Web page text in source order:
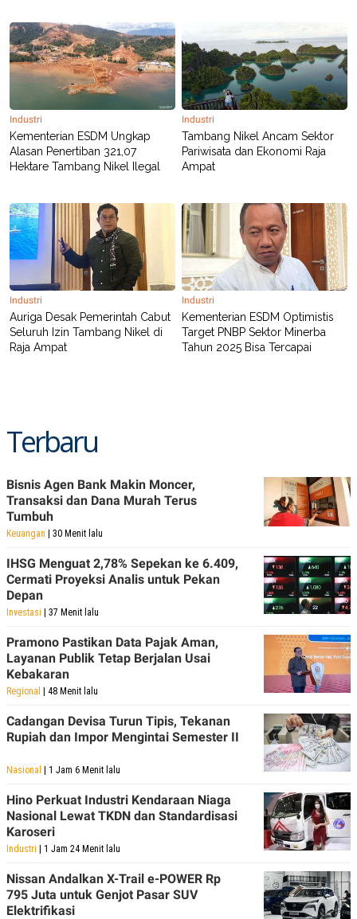
I
D
USE
PEDOMAN
PEMBERITAAN
SIBER
POLICY
Industri
Kementerian ESDM Ungkap
Alasan Penertiban 321,07
Hektare Tambang Nikel Ilegal
Industri
Tambang Nikel Ancam Sektor
Pariwisata dan Ekonomi Raja
Ampat
Industri
Auriga Desak Pemerintah Cabut
Seluruh Izin Tambang Nikel di
Raja Ampat
Industri
Kementerian ESDM Optimistis
Target PNBP Sektor Minerba
Tahun 2025 Bisa Tercapai
Terbaru
Bisnis Agen Bank Makin Moncer,
Transaksi dan Dana Murah Terus
Tumbuh
Keuangan | 30 Menit lalu
IHSG Menguat 2,78% Sepekan ke 6.409,
Cermati Proyeksi Analis untuk Pekan
Depan
Investasi | 37 Menit lalu
Pramono Pastikan Data Pajak Aman,
Layanan Publik Tetap Berjalan Usai
Kebakaran
Regional | 48 Menit lalu
Cadangan Devisa Turun Tipis, Tekanan
Rupiah dan Impor Mengintai Semester II
Nasional | 1 Jam 6 Menit lalu
Hino Perkuat Industri Kendaraan Niaga
Nasional Lewat TKDN dan Standardisasi
Karoseri
Industri | 1 Jam 24 Menit lalu
Nissan Andalkan X-Trail e-POWER Rp
795 Juta untuk Genjot Pasar SUV
Elektrifikasi